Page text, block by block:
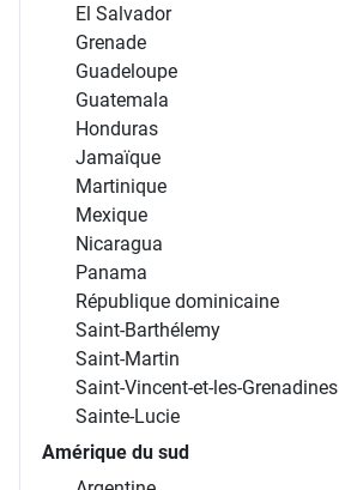
El Salvador
Grenade
Guadeloupe
Guatemala
Honduras
Jamaïque
Martinique
Mexique
Nicaragua
Panama
République dominicaine
Saint-Barthélemy
Saint-Martin
Saint-Vincent-et-les-Grenadines
Sainte-Lucie
Amérique du sud